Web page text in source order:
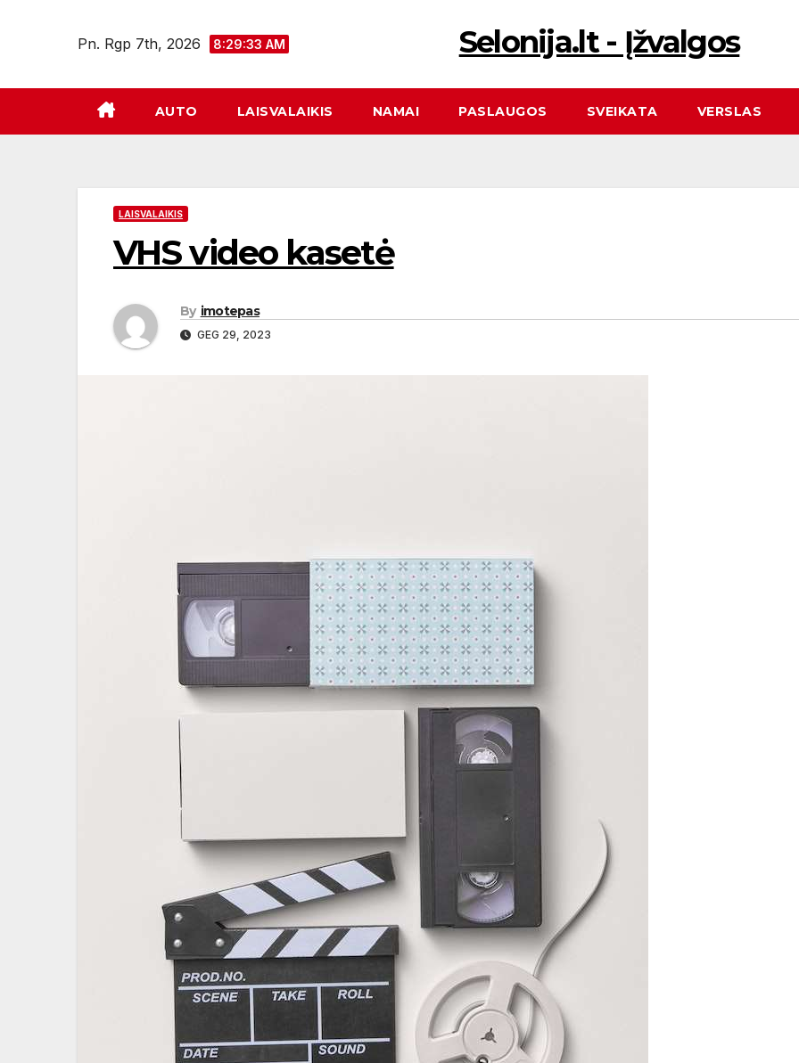
Pn. Rgp 7th, 2026 8:29:34 AM Selonija.lt - Įžvalgos
AUTO LAISVALAIKIS NAMAI PASLAUGOS SVEIKATA VERSLAS
LAISVALAIKIS
VHS video kasetė
By imotepas
GEG 29, 2023